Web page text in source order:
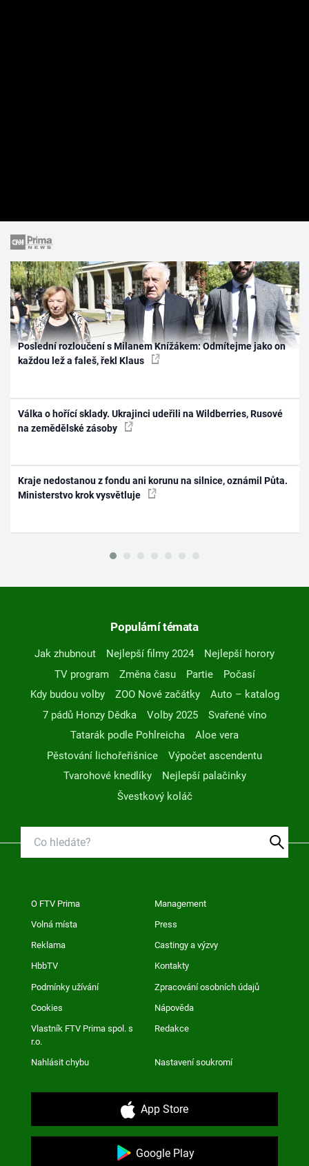
Poslední rozloučení s Milanem Knížákem: Odmítejme jako on
každou lež a faleš, řekl Klaus
Válka o hořící sklady. Ukrajinci udeřili na Wildberries, Rusové
na zemědělské zásoby
Kraje nedostanou z fondu ani korunu na silnice, oznámil Půta.
Ministerstvo krok vysvětluje
Populární témata
Jak zhubnout Nejlepší filmy 2024
Nejlepší horory
TV program
Změna času Partie
Počasí
Kdy budou volby
ZOO Nové začátky
Auto – katalog
7 pádů Honzy Dědka
Volby 2025
Svařené víno
Tatarák podle Pohlreicha
Aloe vera
Pěstování lichořeřišnice
Výpočet ascendentu
Tvarohové knedlíky
Nejlepší palačinky
Švestkový koláč
O FTV Prima Management
Volná místa Press
Reklama Castingy a výzvy
HbbTV Kontakty
Podmínky užívání Zpracování osobních údajů
Cookies Nápověda
Vlastník FTV Prima spol. s
r.o.
Redakce
Nahlásit chybu Nastavení soukromí
App Store
Google Play